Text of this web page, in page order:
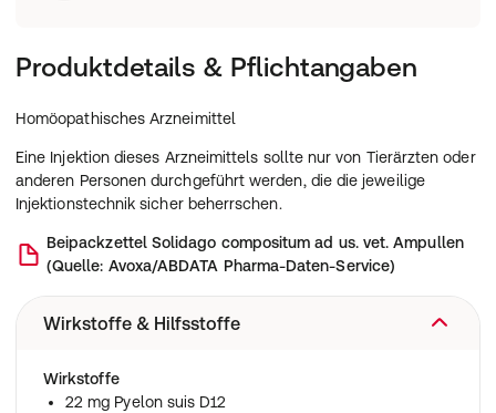
Produktdetails & Pflichtangaben
Homöopathisches Arzneimittel
Eine Injektion dieses Arzneimittels sollte nur von Tierärzten oder
anderen Personen durchgeführt werden, die die jeweilige
Injektionstechnik sicher beherrschen.
Beipackzettel Solidago compositum ad us. vet. Ampullen
(Quelle: Avoxa/ABDATA Pharma-Daten-Service)
Wirkstoffe & Hilfsstoffe
Wirkstoffe
22 mg Pyelon suis D12